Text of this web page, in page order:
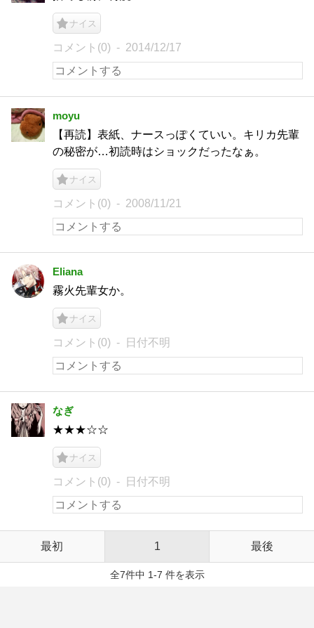
ナイス
コメント(0) 2014/12/17
moyu
【再読】表紙、ナースっぽくていい。キリカ先輩
の秘密が…初読時はショックだったなぁ。
ナイス
コメント(0) 2008/11/21
Eliana
霧火先輩女か。
ナイス
コメント(0) 日付不明
なぎ
★★★☆☆
ナイス
コメント(0) 日付不明
最初 1 最後
全7件中 1-7 件を表示